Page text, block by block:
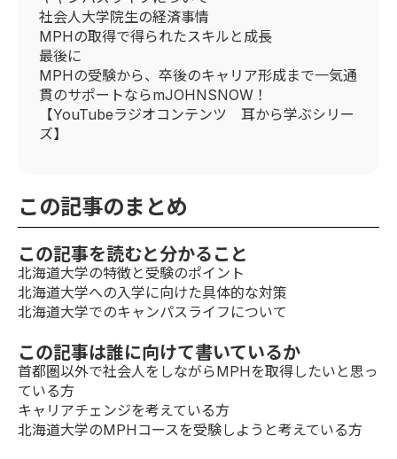
社会人大学院生の経済事情
MPHの取得で得られたスキルと成長
最後に
MPHの受験から、卒後のキャリア形成まで一気通
貫のサポートならmJOHNSNOW！
【YouTubeラジオコンテンツ 耳から学ぶシリー
ズ】
この記事のまとめ
この記事を読むと分かること
北海道大学の特徴と受験のポイント
北海道大学への入学に向けた具体的な対策
北海道大学でのキャンパスライフについて
この記事は誰に向けて書いているか
首都圏以外で社会人をしながらMPHを取得したいと思っ
ている方
キャリアチェンジを考えている方
北海道大学のMPHコースを受験しようと考えている方